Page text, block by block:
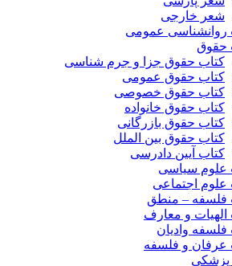
شعر خارجی
روانشناسی عمومی
حقوق
کتاب حقوق جزا و جرم شناسی
کتاب حقوق عمومی
کتاب حقوق خصوصی
کتاب حقوق خانواده
کتاب حقوق بازرگانی
کتاب حقوق بین الملل
کتاب آیین دادرسی
علوم سیاسی
علوم اجتماعی
فلسفه – منطق
الهیات و معارف
فلسفه وادیان
عرفان و فلسفه
پزشکی